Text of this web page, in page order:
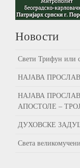
Новости
Свети Трифун или
НАЈАВА
НАЈАВА
АПОСТОЛЕ –
ДУХОВСКЕ
Света